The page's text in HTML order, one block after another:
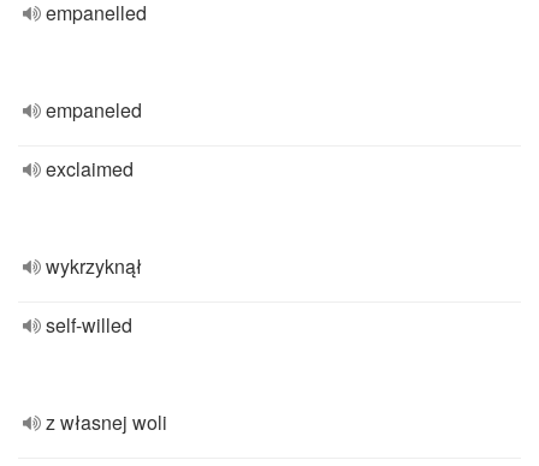
empanelled
empaneled
exclaimed
wykrzyknął
self-willed
z własnej woli